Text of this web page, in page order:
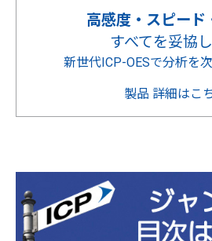
高感度・スピード
すべてを妥協
新世代ICP-OESで分析を
製品 詳細はこ